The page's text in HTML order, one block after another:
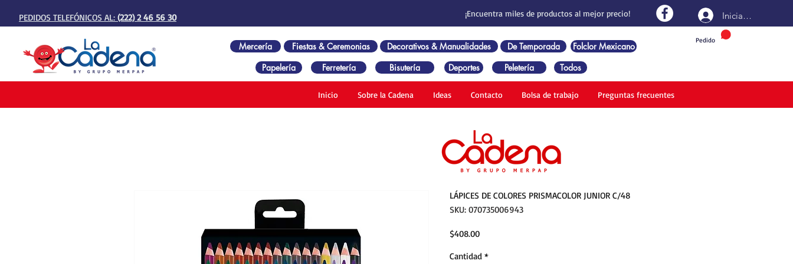
PEDIDOS TELEFÓNICOS AL: (222) 2 46 56 30 ¡Encuentra miles de productos al mejor precio!
Pedido
Iniciar sesión
Mercería Fiestas & Ceremonias Decorativos & Manualidades De Temporada
Folclor Mexicano
Papelería
Ferretería Bisutería Deportes Peletería Todos
Inicio Sobre la Cadena Ideas Contacto Bolsa de trabajo Preguntas frecuentes
LÁPICES DE COLORES PRISMACOLOR JUNIOR C/48
SKU: 070735006943
$408.00Precio
Cantidad *